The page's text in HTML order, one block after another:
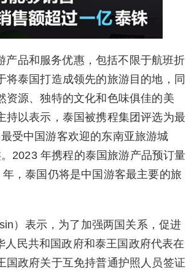
产品和服务优惠，包括不限于航班折
泰国打造成领先的旅游目的地，同
资源、独特的文化和色味俱佳的美
以表示，泰国被携程集团评选为最
受中国游客欢迎的东南亚旅游城
2023 年携程的泰国旅游产品预订量
，泰国仍将是中国游客最主要的旅
）表示，为了加强两国关系，促进
民共和国政府和泰王国政府代表在
政府关于互免持普通护照人员签证